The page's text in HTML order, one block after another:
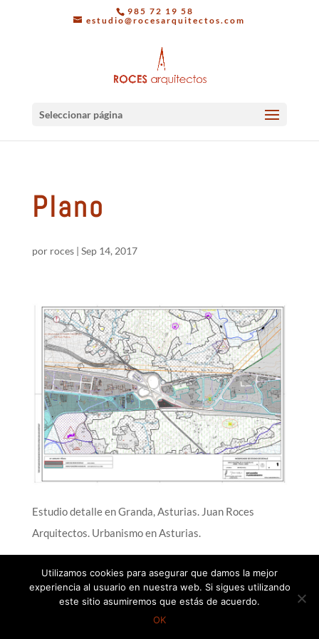
985 72 19 58
estudio@rocesarquitectos.com
Seleccionar página
Plano
por roces| Sep 14, 2017
Estudio detalle en Granda, Asturias. Juan Roces
Arquitectos. Urbanismo en Asturias.
©Juan Roces Arquitectos, 2021
Utilizamos cookies para asegurar que damos la mejor
experiencia al usuario en nuestra web. Si sigues utilizando
este sitio asumiremos que estás de acuerdo.
OK